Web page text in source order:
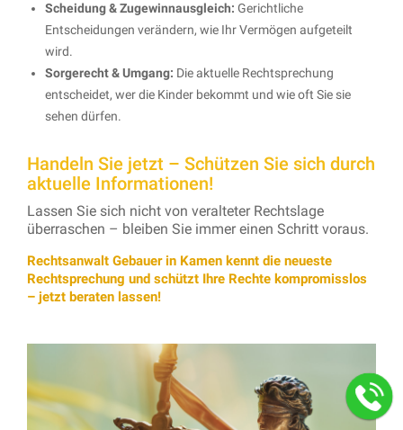
Scheidung & Zugewinnausgleich: Gerichtliche
Entscheidungen verändern, wie Ihr Vermögen aufgeteilt
wird.
Sorgerecht & Umgang: Die aktuelle Rechtsprechung
entscheidet, wer die Kinder bekommt und wie oft Sie sie
sehen dürfen.
Handeln Sie jetzt – Schützen Sie sich durch
aktuelle Informationen!
Lassen Sie sich nicht von veralteter Rechtslage
überraschen – bleiben Sie immer einen Schritt voraus.
Rechtsanwalt Gebauer in Kamen kennt die neueste
Rechtsprechung und schützt Ihre Rechte kompromisslos
– jetzt beraten lassen!